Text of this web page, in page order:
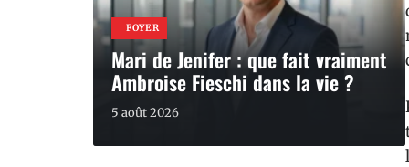
FOYER
Mari de Jenifer : que fait vraiment
Ambroise Fieschi dans la vie ?
5 août 2026